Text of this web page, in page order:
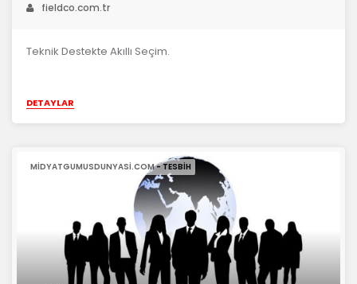
fieldco.com.tr
Teknik Destekte Akıllı Seçim.
DETAYLAR
MIDYATGUMUSDUNYASI.COM - TESBIH